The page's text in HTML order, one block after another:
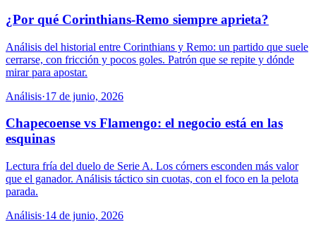
¿Por qué Corinthians-Remo siempre aprieta?
Análisis del historial entre Corinthians y Remo: un partido que suele
cerrarse, con fricción y pocos goles. Patrón que se repite y dónde
mirar para apostar.
Análisis·17 de junio, 2026
Chapecoense vs Flamengo: el negocio está en las
esquinas
Lectura fría del duelo de Serie A. Los córners esconden más valor
que el ganador. Análisis táctico sin cuotas, con el foco en la pelota
parada.
Análisis·14 de junio, 2026